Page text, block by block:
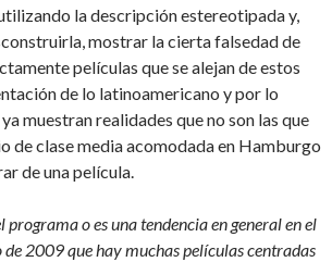
la descripción estereotipada y,
mostrar la cierta falsedad de
películas que se alejan de estos
de lo latinoamericano y por lo
muestran realidades que no son las que
de clase media acomodada en Hamburgo
de una película.
programa o es una tendencia en general en el
2009 que hay muchas películas centradas